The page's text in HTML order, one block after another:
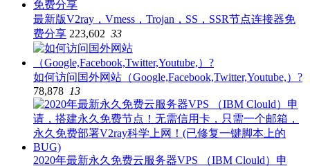
最新版V2ray，Vmess，Trojan，SS，SSR节点连接器免
费分享 223,602 33
如何访问国外网站（Google,Facebook,Twitter,Youtube,）?
78,878 13
2020年最新永久免费云服务器VPS （IBM Clould）申